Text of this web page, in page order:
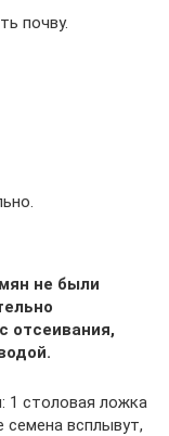
почву.
не были
отсеивания,
1 столовая ложка
семена всплывут,